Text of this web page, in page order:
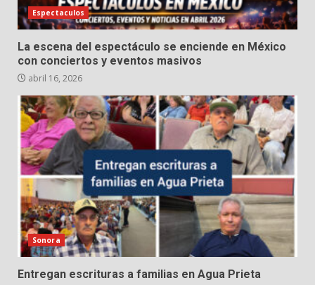
Espectaculos
La escena del espectáculo se enciende en México
con conciertos y eventos masivos
abril 16, 2026
Sonora
Entregan escrituras a familias en Agua Prieta